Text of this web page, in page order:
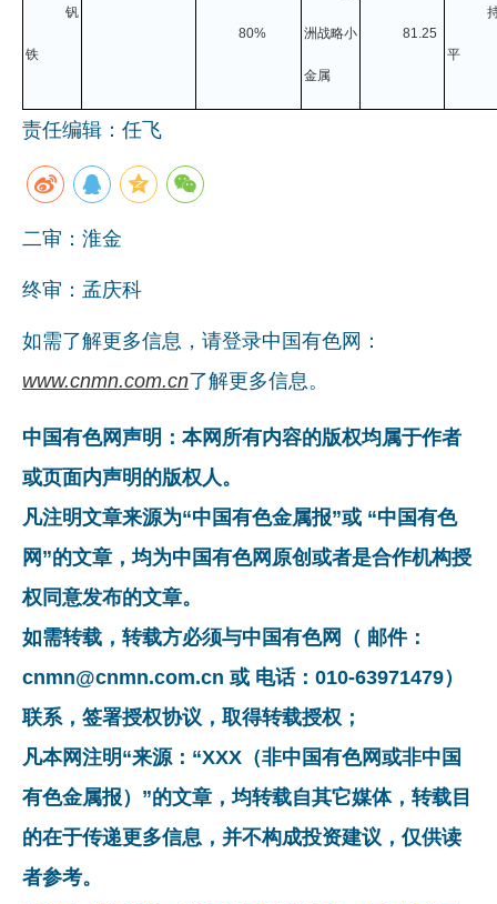
钒
铁
80% 洲战略小
金属
81.25
平
责任编辑：任飞
二审：淮金
终审：孟庆科
如需了解更多信息，请登录中国有色网：
www.cnmn.com.cn了解更多信息。
中国有色网声明：本网所有内容的版权均属于作者
或页面内声明的版权人。
凡注明文章来源为“中国有色金属报”或 “中国有色
网”的文章，均为中国有色网原创或者是合作机构授
权同意发布的文章。
如需转载，转载方必须与中国有色网（ 邮件：
cnmn@cnmn.com.cn 或 电话：010-63971479）
联系，签署授权协议，取得转载授权；
凡本网注明“来源：“XXX（非中国有色网或非中国
有色金属报）”的文章，均转载自其它媒体，转载目
的在于传递更多信息，并不构成投资建议，仅供读
者参考。